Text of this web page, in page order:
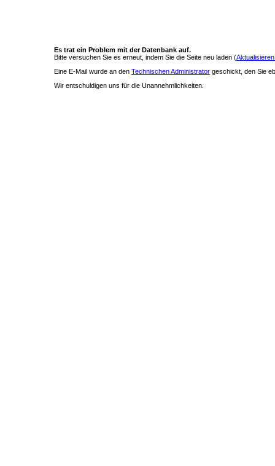
Es trat ein Problem mit der Datenbank auf.
Bitte versuchen Sie es erneut, indem Sie die Seite neu laden (
Eine E-Mail wurde an den Technischen Administrator geschickt, den Sie
Wir entschuldigen uns für die Unannehmlichkeiten.